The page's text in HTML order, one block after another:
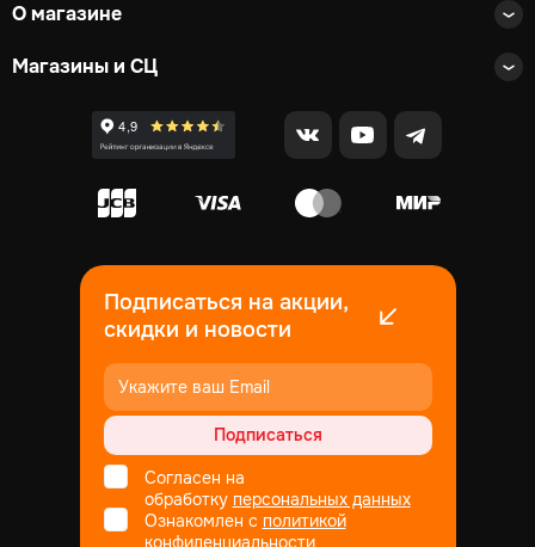
О магазине
Магазины и СЦ
Подписаться на акции,
скидки и новости
Подписаться
Согласен на
обработку персональных данных
Ознакомлен с политикой
конфиденциальности